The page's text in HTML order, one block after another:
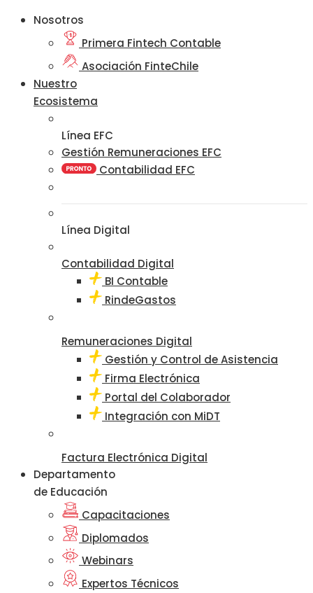
Nosotros
Primera Fintech Contable
Asociación FinteChile
Nuestro
Ecosistema
Línea EFC
Gestión Remuneraciones EFC
Contabilidad EFC
Línea Digital
Contabilidad Digital
BI Contable
RindeGastos
Remuneraciones Digital
Gestión y Control de Asistencia
Firma Electrónica
Portal del Colaborador
Integración con MiDT
Factura Electrónica Digital
Departamento
de Educación
Capacitaciones
Diplomados
Webinars
Expertos Técnicos